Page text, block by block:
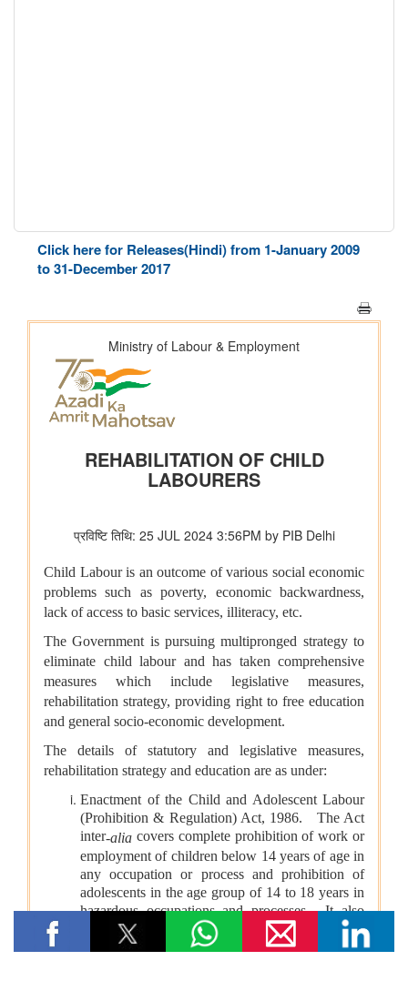
Click here for Releases(Hindi) from 1-January 2009
to 31-December 2017